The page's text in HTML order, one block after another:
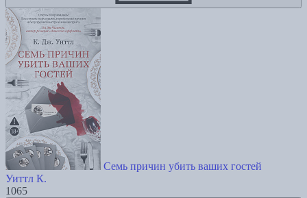
Семь причин убить ваших гостей
Уиттл К.
1065